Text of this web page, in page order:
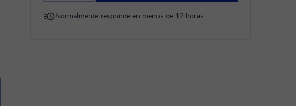
Normalmente responde en menos de 12 horas